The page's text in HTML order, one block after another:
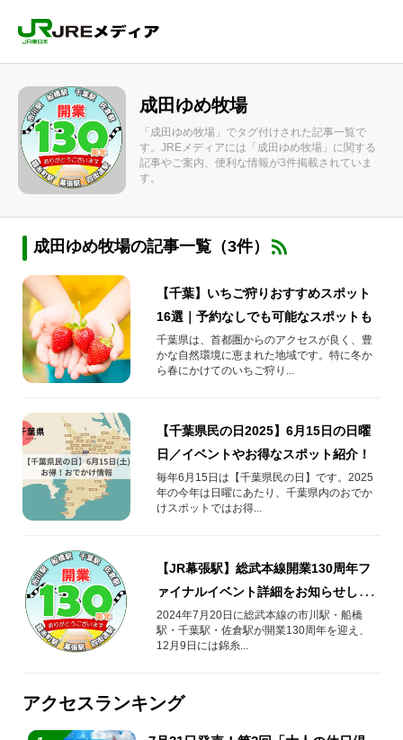
成田ゆめ牧場
「成田ゆめ牧場」でタグ付けされた記事一覧で
す。JREメディアには「成田ゆめ牧場」に関する
記事やご案内、便利な情報が3件掲載されていま
す。
成田ゆめ牧場の記事一覧（3件）
【千葉】いちご狩りおすすめスポット
16選｜予約なしでも可能なスポットも
千葉県は、首都圏からのアクセスが良く、豊
かな自然環境に恵まれた地域です。特に冬か
ら春にかけてのいちご狩り...
【千葉県民の日2025】6月15日の日曜
日／イベントやお得なスポット紹介！
毎年6月15日は【千葉県民の日】です。2025
年の今年は日曜にあたり、千葉県内のおでか
けスポットではお得...
【JR幕張駅】総武本線開業130周年フ
ァイナルイベント詳細をお知らせしま
す！
2024年7月20日に総武本線の市川駅・船橋
駅・千葉駅・佐倉駅が開業130周年を迎え、
12月9日には錦糸...
アクセスランキング